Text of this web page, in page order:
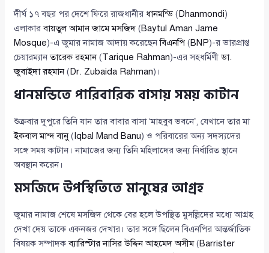
দীর্ঘ ১৭ বছর পর দেশে ফিরে রাজধানীর ধানমন্ডি( Dhanmondi)
এলাকারবায়তুল আমান জামে মসজিদ (Baytul Aman Jame
Mosque)-এ জুমার নামাজ আদায় করেছেনবিএনপি (BNP)-র ভারপ্রাপ্ত
চেয়ারম্যানতারেক রহমান(Tarique Rahman)-এর সহধর্মিণীডা.
জুবাইদা রহমান( Dr. Zubaida Rahman)।
ধানমন্ডিতে পারিবারিক বাসায় সময় কাটান
শুক্রবার দুপুরে তিনি যান তার বাবার বাসা ‘মাহবুব ভবনে’, যেখানে তার মা
ইকবাল মান্দ বানু( Iqbal Mand Banu) ও পরিবারের অন্য সদস্যদের
সঙ্গে সময় কাটান। নামাজের জন্য তিনি মহিলাদের জন্য নির্ধারিত স্থানে
অবস্থান করেন।
মসজিদে উপস্থিতিতে মানুষের আগ্রহ
জুমার নামাজ শেষে মসজিদ থেকে বের হলে উপস্থিত মুসল্লিদের মধ্যে আগ্রহ
দেখা দেয় তাকে একনজর দেখার। তার সঙ্গে ছিলেন বিএনপির আন্তর্জাতিক
বিষয়ক সম্পাদকব্যারিস্টার নাসির উদ্দিন আহমেদ অসীম(Barrister